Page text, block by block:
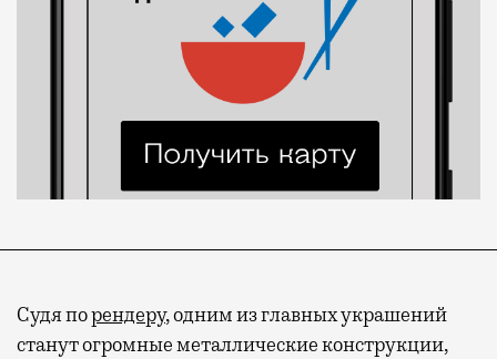
Судя порендеру, одним из главных украшений
станут огромные металлические конструкции,